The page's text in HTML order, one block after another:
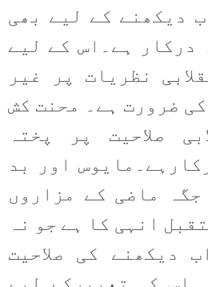
دیکھنے کے لیے بھی
درکار ہے۔اس کے لیے
نظریات پر غیر
ضرورت ہے۔ محنت کش
صلاحیت پر پختہ
اور بد
ماضی کے مزاروں
انہی کا ہے جو نہ
دیکھنے کی صلاحیت